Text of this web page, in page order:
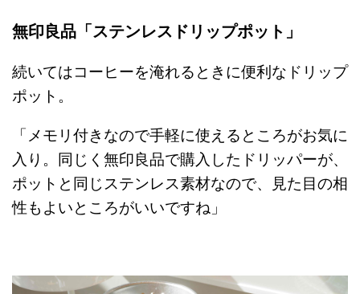
無印良品「ステンレスドリップポット」
続いてはコーヒーを淹れるときに便利なドリップ
ポット。
「メモリ付きなので手軽に使えるところがお気に
入り。同じく無印良品で購入したドリッパーが、
ポットと同じステンレス素材なので、見た目の相
性もよいところがいいですね」